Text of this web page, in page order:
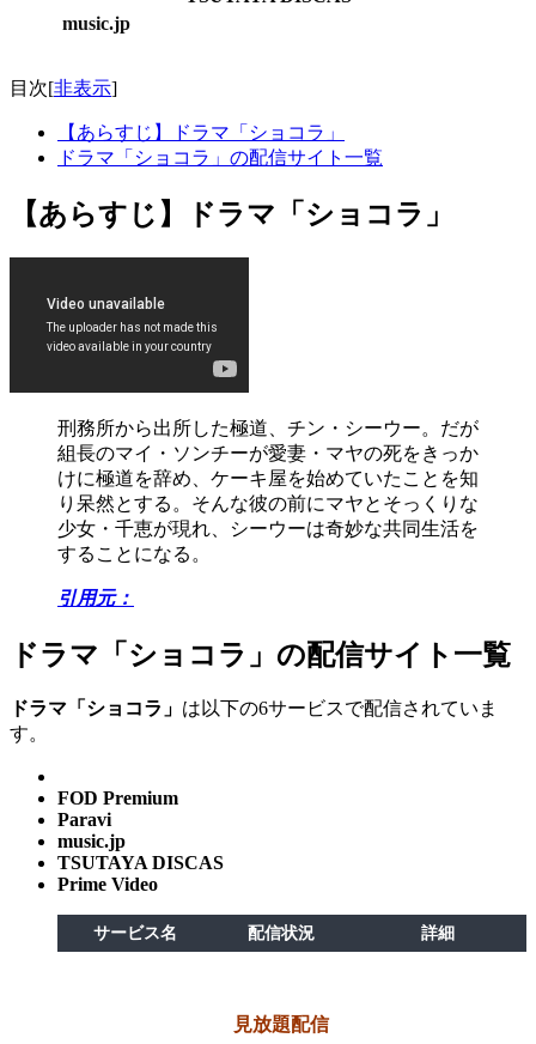
music.jp
目次[非表示]
【あらすじ】ドラマ「ショコラ」
ドラマ「ショコラ」の配信サイト一覧
【あらすじ】ドラマ「ショコラ」
刑務所から出所した極道、チン・シーウー。だが
組長のマイ・ソンチーが愛妻・マヤの死をきっか
けに極道を辞め、ケーキ屋を始めていたことを知
り呆然とする。そんな彼の前にマヤとそっくりな
少女・千恵が現れ、シーウーは奇妙な共同生活を
することになる。
引用元：
ドラマ「ショコラ」の配信サイト一覧
ドラマ「ショコラ」 は以下の6サービスで配信されていま
す。
FOD Premium
Paravi
music.jp
TSUTAYA DISCAS
Prime Video
サービス名 配信状況 詳細
見放題配信